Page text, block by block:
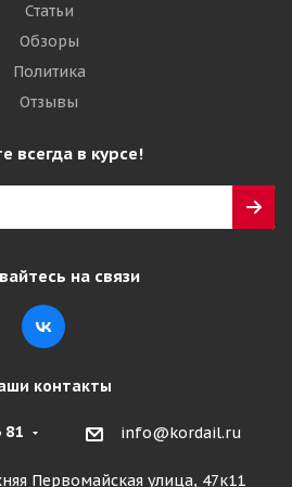
Статьи
Обзоры
Политика
Отзывы
всегда в курсе!
на связи
контакты
81 info@kordail.ru
Первомайская улица, 47к11